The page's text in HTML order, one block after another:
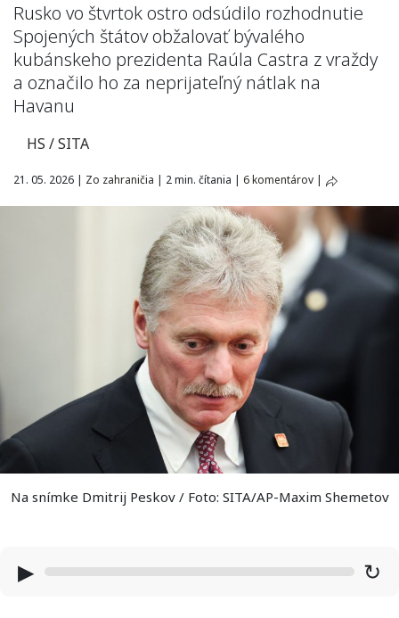
Rusko vo štvrtok ostro odsúdilo rozhodnutie
Spojených štátov obžalovať bývalého
kubánskeho prezidenta Raúla Castra z vraždy
a označilo ho za neprijateľný nátlak na
Havanu
HS / SITA
21. 05. 2026 | Zo zahraničia | 2 min. čítania | 6 komentárov |
Na snímke Dmitrij Peskov / Foto: SITA/AP-Maxim Shemetov
▶ ↻